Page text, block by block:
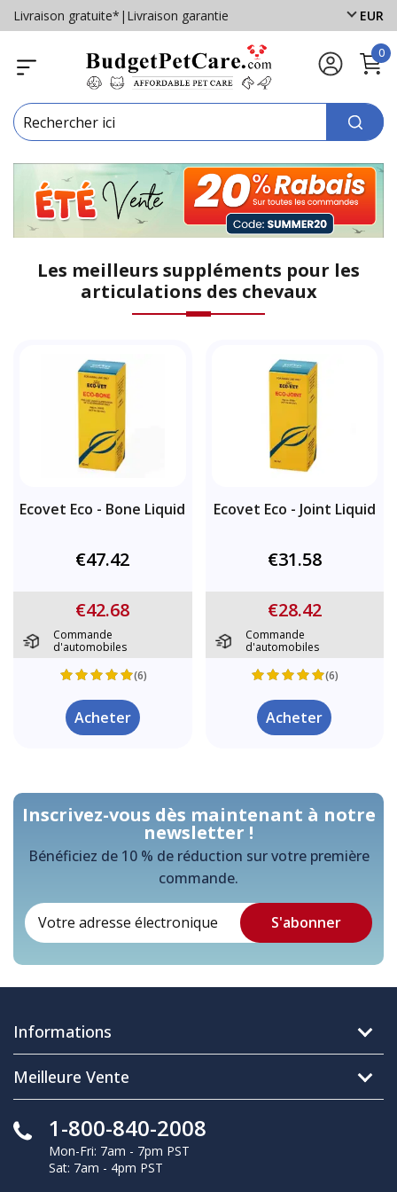
Livraison gratuite* | Livraison garantie EUR
0
Les meilleurs suppléments pour les
articulations des chevaux
Ecovet Eco - Bone Liquid
€47.42
€42.68
Commande
d'automobiles
(6)
Acheter
Ecovet Eco - Joint Liquid
€31.58
€28.42
Commande
d'automobiles
(6)
Acheter
Inscrivez-vous dès maintenant à notre
newsletter !
Bénéficiez de 10 % de réduction sur votre première
commande.
Informations
Meilleure Vente
1-800-840-2008
Mon-Fri: 7am - 7pm PST
Sat: 7am - 4pm PST